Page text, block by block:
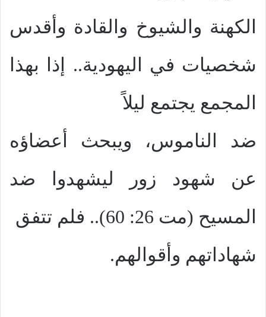
الكهنة والشيوخ والقادة وأقدس
شخصيات في اليهودية.. إذا بهذا
المجمع يجتمع ليلاً
ضد الناموس، ويبحث أعضاؤه
عن شهود زور ليشهدوا ضد
المسيح (مت 26: 60).. فلم تتفق
شهاداتهم وأقوالهم.